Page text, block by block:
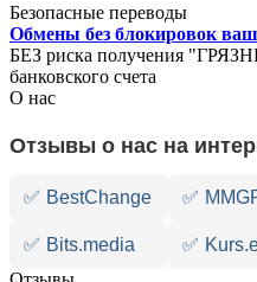
Безопасные переводы
Обмены без блокировок
БЕЗ риска получения
банковского счета
О нас
Отзывы о нас на
✅ BestChange ✅
✅ Bits.media ✅